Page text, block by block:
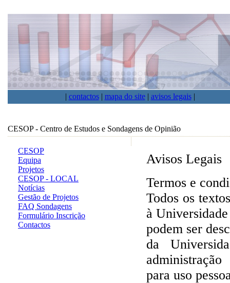
| contactos| mapa do site| avisos legais|
CESOP - Centro de Estudos e Sondagens de Opinião
CESOP
Equipa
Projetos
CESOP - LOCAL
Notícias
Gestão de Projetos
FAQ Sondagens
Formulário Inscrição
Contactos
Avisos Legais
Termos e
Todos os
à
podem ser
da
para uso